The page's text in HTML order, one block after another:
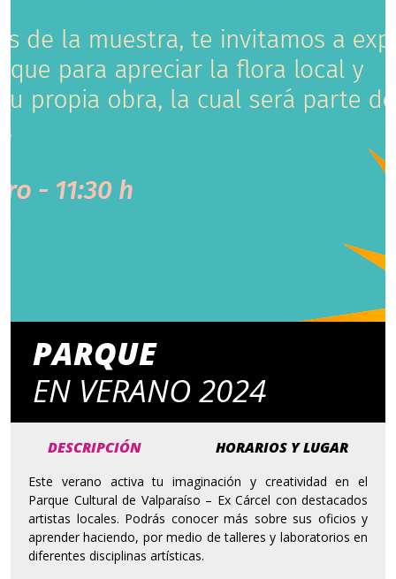
PARQUE
EN VERANO 2024
DESCRIPCIÓN HORARIOS Y LUGAR
Este verano activa tu imaginación y creatividad en el
Parque Cultural de Valparaíso – Ex Cárcel con destacados
artistas locales. Podrás conocer más sobre sus oficios y
aprender haciendo, por medio de talleres y laboratorios en
diferentes disciplinas artísticas.